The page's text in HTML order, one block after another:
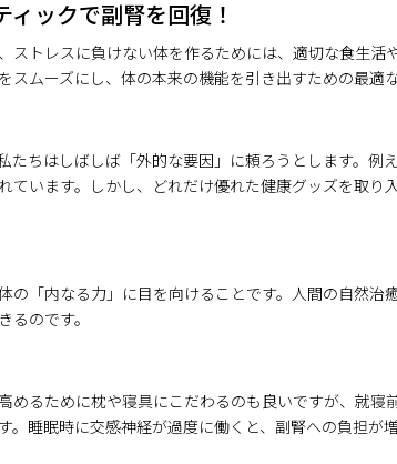
ィックで副腎を回復！
ストレスに負けない体を作るためには、適切な食生
スムーズにし、体の本来の機能を引き出すための最適
たちはしばしば「外的な要因」に頼ろうとします。
ています。しかし、どれだけ優れた健康グッズを取
の「内なる力」に目を向けることです。人間の自然
るのです。
めるために枕や寝具にこだわるのも良いですが、就
。睡眠時に交感神経が過度に働くと、副腎への負担が